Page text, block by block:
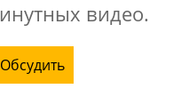
видео.
Обсудить